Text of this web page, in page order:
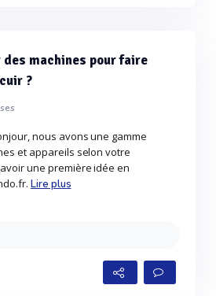
des machines pour faire
?
nous avons une gamme
et appareils selon votre
une première idée en
Lire plus